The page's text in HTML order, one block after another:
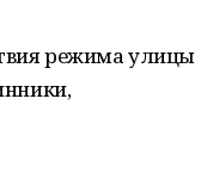
режима улицы